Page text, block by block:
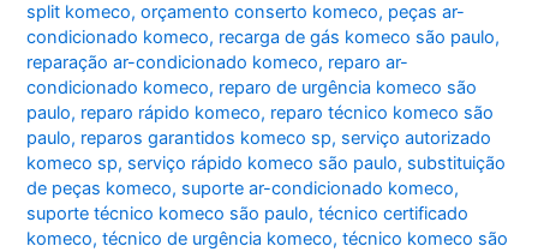
split komeco,orçamento conserto komeco, peças ar-
condicionado komeco, recarga de gás komeco são paulo,
reparação ar-condicionado komeco, reparo ar-
condicionado komeco, reparo de urgência komeco são
paulo, reparo rápido komeco, reparo técnico komeco são
paulo, reparos garantidos komeco sp, serviço autorizado
komeco sp, serviço rápido komeco são paulo, substituição
de peças komeco, suporte ar-condicionado komeco,
suporte técnico komeco são paulo,técnico certificado
komeco,técnico de urgência komeco,técnico komeco são